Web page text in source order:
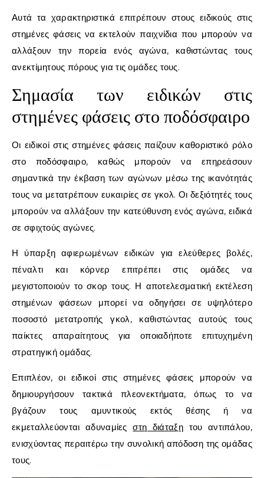
Αυτά τα χαρακτηριστικά επιτρέπουν στους ειδικούς στις
στημένες φάσεις να εκτελούν παιχνίδια που μπορούν να
αλλάξουν την πορεία ενός αγώνα, καθιστώντας τους
ανεκτίμητους πόρους για τις ομάδες τους.
Σημασία των ειδικών στις
στημένες φάσεις στο ποδόσφαιρο
Οι ειδικοί στις στημένες φάσεις παίζουν καθοριστικό ρόλο
στο ποδόσφαιρο, καθώς μπορούν να επηρεάσουν
σημαντικά την έκβαση των αγώνων μέσω της ικανότητάς
τους να μετατρέπουν ευκαιρίες σε γκολ. Οι δεξιότητές τους
μπορούν να αλλάξουν την κατεύθυνση ενός αγώνα, ειδικά
σε σφιχτούς αγώνες.
Η ύπαρξη αφιερωμένων ειδικών για ελεύθερες βολές,
πέναλτι και κόρνερ επιτρέπει στις ομάδες να
μεγιστοποιούν το σκορ τους. Η αποτελεσματική εκτέλεση
στημένων φάσεων μπορεί να οδηγήσει σε υψηλότερο
ποσοστό μετατροπής γκολ, καθιστώντας αυτούς τους
παίκτες απαραίτητους για οποιαδήποτε επιτυχημένη
στρατηγική ομάδας.
Επιπλέον, οι ειδικοί στις στημένες φάσεις μπορούν να
δημιουργήσουν τακτικά πλεονεκτήματα, όπως το να
βγάζουν τους αμυντικούς εκτός θέσης ή να
εκμεταλλεύονται αδυναμίεςστη διάταξητου αντιπάλου,
ενισχύοντας περαιτέρω την συνολική απόδοση της ομάδας
τους.